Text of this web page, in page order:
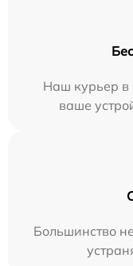
Наш курьер в
ваше
Большинство